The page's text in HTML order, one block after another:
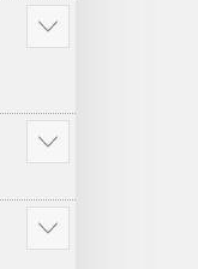
Show
Show
Show